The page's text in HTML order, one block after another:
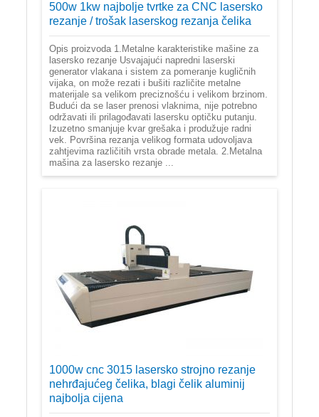
500w 1kw najbolje tvrtke za CNC lasersko
rezanje / trošak laserskog rezanja čelika
Opis proizvoda 1.Metalne karakteristike mašine za
lasersko rezanje Usvajajući napredni laserski
generator vlakana i sistem za pomeranje kugličnih
vijaka, on može rezati i bušiti različite metalne
materijale sa velikom preciznošću i velikom brzinom.
Budući da se laser prenosi vlaknima, nije potrebno
održavati ili prilagođavati lasersku optičku putanju.
Izuzetno smanjuje kvar grešaka i produžuje radni
vek. Površina rezanja velikog formata udovoljava
zahtjevima različitih vrsta obrade metala. 2.Metalna
mašina za lasersko rezanje ...
1000w cnc 3015 lasersko strojno rezanje
nehrđajućeg čelika, blagi čelik aluminij
najbolja cijena